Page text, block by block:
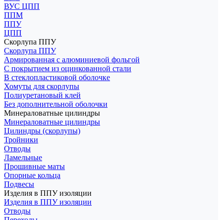
ВУС ЦПП
ППМ
ППУ
ЦПП
Скорлупа ППУ
Скорлупа ППУ
Армированная с алюминиевой фольгой
С покрытием из оцинкованной стали
В стеклопластиковой оболочке
Хомуты для скорлупы
Полиуретановый клей
Без дополнительной оболочки
Минераловатные цилиндры
Минераловатные цилиндры
Цилиндры (скорлупы)
Тройники
Отводы
Ламельные
Прошивные маты
Опорные кольца
Подвесы
Изделия в ППУ изоляции
Изделия в ППУ изоляции
Отводы